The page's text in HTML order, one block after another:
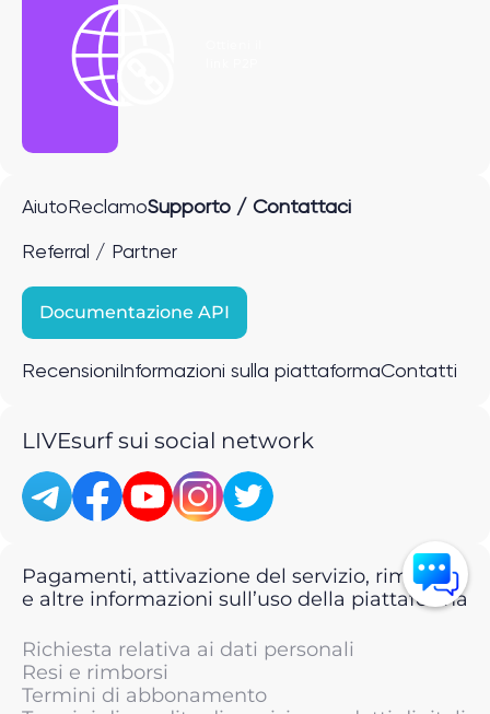
Aiuto ReclamoSupporto / Contattaci
Referral / Partner
Documentazione API
Recensioni Informazioni sulla piattaformaContatti
LIVEsurf sui social network
Pagamenti, attivazione del servizio, rimborsi
e altre informazioni sull’uso della piattaforma
Richiesta relativa ai dati personali
Resi e rimborsi
Termini di abbonamento